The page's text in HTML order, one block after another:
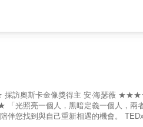
價值與意境。它沿著生命的裂口流淌，癒
呼應金繼這種古老的修復技術，也呼應
、生命的理解，帶來一道溫暖的光，
信念。 ――童書作家、金鐘獎兒少節目
，但她告訴自己：「我的價值，不需
起的紛爭。她在那一刻，找回了被需要
上演中。如今，她的分身遍布全台，從
操守和品性，這也是做人處事的「頂規
闆到大使夫婦，多到數不清；至於那些
了翻轉人生的曙光。【本書特色】▍逆
出強悍人生。這不只是一部生命史，更
為獨善其身的成功者，而是選擇無償、
價值：職業沒有高低，唯有「品格」
不凡的鬥士——只要不看輕自己，你就
輯
。 TEDx Talk 觀眾感動淚喊 ——▌ 謝謝妳，這正是我所期